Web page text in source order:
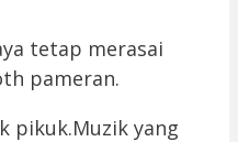
tetap merasai
pameran.
pikuk.Muzik yang